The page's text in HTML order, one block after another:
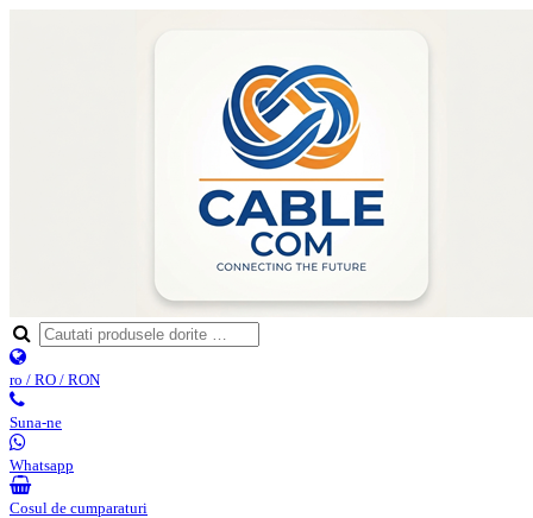
ro / RO / RON
Suna-ne
Whatsapp
Cosul de cumparaturi